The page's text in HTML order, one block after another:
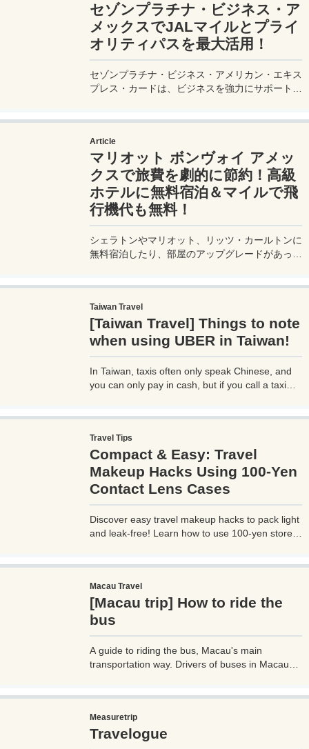
セゾンプラチナ・ビジネス・ア
メックスでJALマイルとプライ
オリティパスを最大活用！
セゾンプラチナ・ビジネス・アメリカン・エキス
プレス・カードは、ビジネスを強力にサポートす
最適です。初年度の年会費無料も魅力。ステータ
スと実用性を兼ね備えたビジネスカードで、あな
たのビジネスをワンランクアップさせませんか？
Article
マリオット ボンヴォイ アメッ
クスで旅費を劇的に節約！高級
ホテルに無料宿泊＆マイルで飛
行機代も無料！
シェラトンやマリオット、リッツ・カールトンに
無料宿泊したり、部屋のアップグレードがあった
カード 」の魅力とメリット、デメリットを交え
詳しく紹介していきたい。
Taiwan Travel
[Taiwan Travel] Things to note
when using UBER in Taiwan!
In Taiwan, taxis often only speak Chinese, and
you can only pay in cash, but if you call a taxi
when using UBER, as if you are not careful, you
may be hit with an unexpectedly high bill.
Travel Tips
Compact & Easy: Travel
Makeup Hacks Using 100-Yen
Contact Lens Cases
Discover easy travel makeup hacks to pack light
and leak-free! Learn how to use 100-yen store
Macau Travel
[Macau trip] How to ride the
bus
A guide to riding the bus, Macau's main
transportation way. Drivers of buses in Macau
know how to ride buses in Macau so you can get
around the place. Let's prepare.
Measuretrip
Travelogue